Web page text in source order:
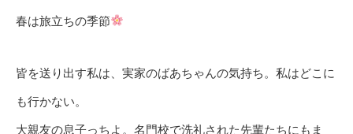
春は旅立ちの季節
皆を送り出す私は、実家のばあちゃんの気持ち。私はどこに
も行かない。
大親友の息子っちよ。名門校で洗礼された先輩たちにもま